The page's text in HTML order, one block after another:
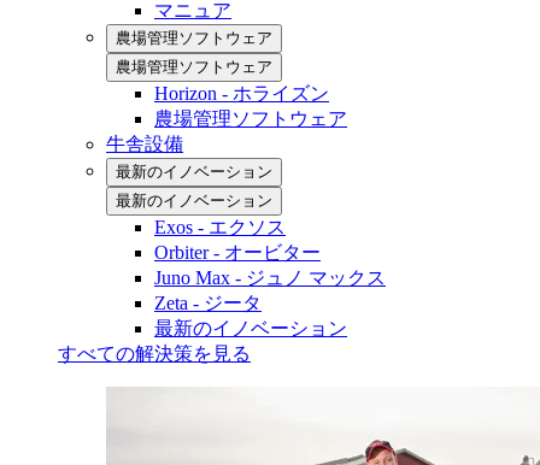
マニュア
農場管理ソフトウェア
農場管理ソフトウェア
Horizon - ホライズン
農場管理ソフトウェア
牛舎設備
最新のイノベーション
最新のイノベーション
Exos - エクソス
Orbiter - オービター
Juno Max - ジュノ マックス
Zeta - ジータ
最新のイノベーション
すべての解決策を見る